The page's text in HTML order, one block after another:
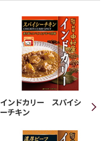
インドカリー スパイシ
ーチキン